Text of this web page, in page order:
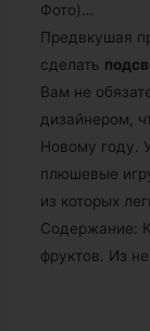
Фото)…
Предвкушая
сделать
Вам не
дизайнером,
Новому году.
плюшевые
из которых
Содержание:
фруктов. Из